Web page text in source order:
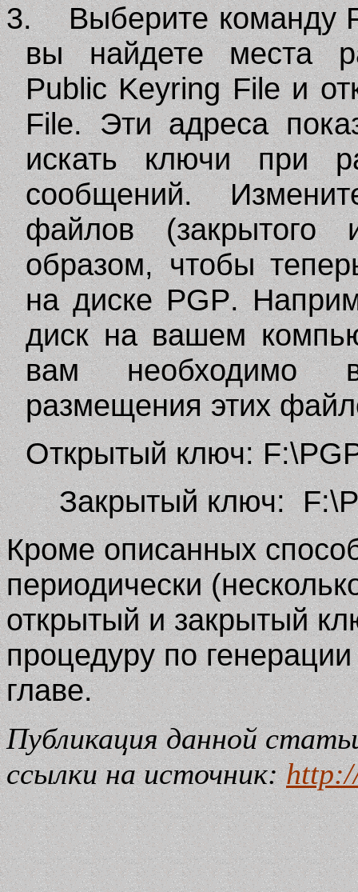
3.
Выберите команду
вы найдете места
Public Keyring Fileи
File. Эти адреса
искать ключи при
сообщений.
файлов (закрытого
образом, чтобы
на дискеPGP.
диск на вашем
вам необходимо
размещения этих
Открытый ключ:F:\
Закрытый ключ: F:\
Кроме описанных
периодически
открытый и закрытый
процедуру по
главе.
Публикация данной
ссылки на источник: